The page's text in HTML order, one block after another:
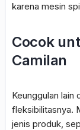
karena mesin
Cocok
Camilan
Keunggulan lain
fleksibilitasnya.
jenis produk,